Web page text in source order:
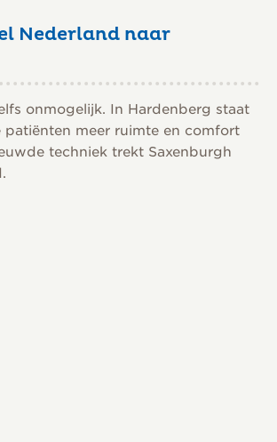
Nederland naar
onmogelijk. In Hardenberg staat
patiënten meer ruimte en comfort
techniek trekt Saxenburgh